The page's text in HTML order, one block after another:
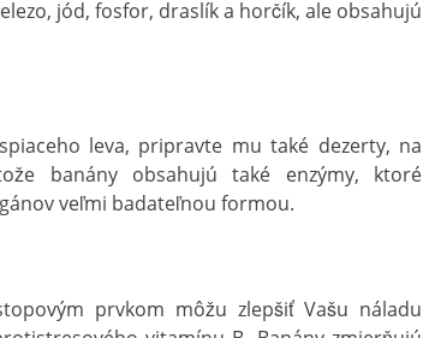
jód, fosfor, draslík a horčík, ale obsahujú
leva, pripravte mu také dezerty, na
banány obsahujú také enzýmy, ktoré
veľmi badateľnou formou.
prvkom môžu zlepšiť Vašu náladu